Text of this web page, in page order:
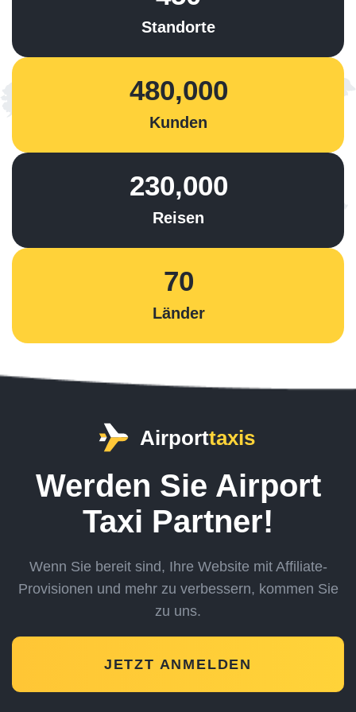
Standorte
480,000
Kunden
230,000
Reisen
70
Länder
Airporttaxis
Werden Sie Airport
Taxi Partner!
Wenn Sie bereit sind, Ihre Website mit Affiliate-
Provisionen und mehr zu verbessern, kommen Sie
zu uns.
JETZT ANMELDEN